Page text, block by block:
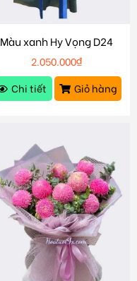
Màu xanh Hy Vọng D24
2.050.000₫
Chi tiết
Giỏ hàng